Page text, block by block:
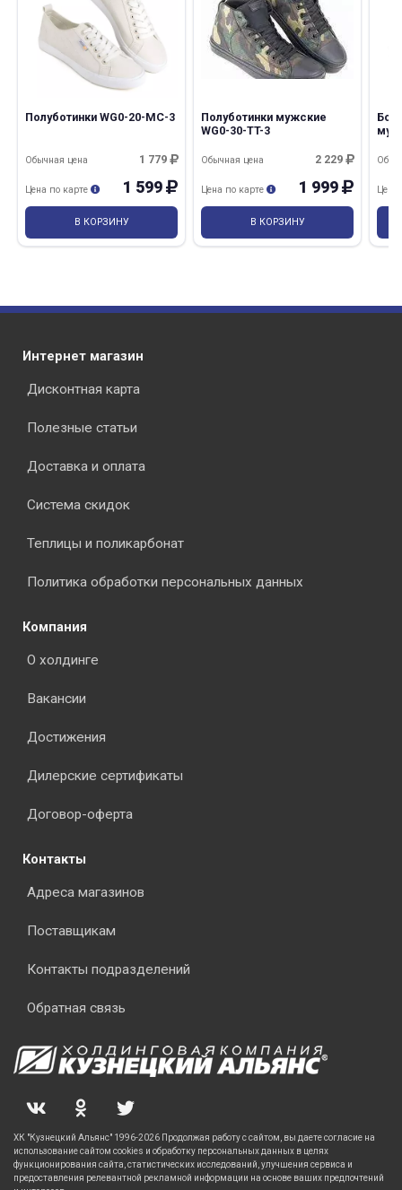
Полуботинки WG0-20-MC-3
1 779
Обычная цена
1 599
Цена по карте
В КОРЗИНУ
Полуботинки мужские
WG0-30-TT-3
2 229
Обычная цена
1 999
Цена по карте
В КОРЗИНУ
Цена
Интернет магазин
Дисконтная карта
Полезные статьи
Доставка и оплата
Система скидок
Теплицы и поликарбонат
Политика обработки персональных данных
Компания
О холдинге
Вакансии
Достижения
Дилерские сертификаты
Договор-оферта
Контакты
Адреса магазинов
Поставщикам
Контакты подразделений
Обратная связь
ХК "Кузнецкий Альянс" 1996-2026 Продолжая работу с сайтом, вы даете согласие на
использование сайтом cookies и обработку персональных данных в целях
функционирования сайта, статистических исследований, улучшения сервиса и
предоставления релевантной рекламной информации на основе ваших предпочтений